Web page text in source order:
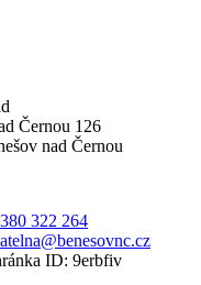
Černou 126
nad Černou
322 264
ID: 9erbfiv